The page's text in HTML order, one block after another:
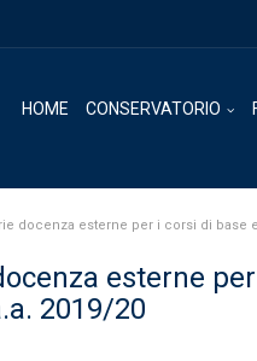
HOME CONSERVATORIO
docenza esterne per i corsi di base
esterne
2019/20